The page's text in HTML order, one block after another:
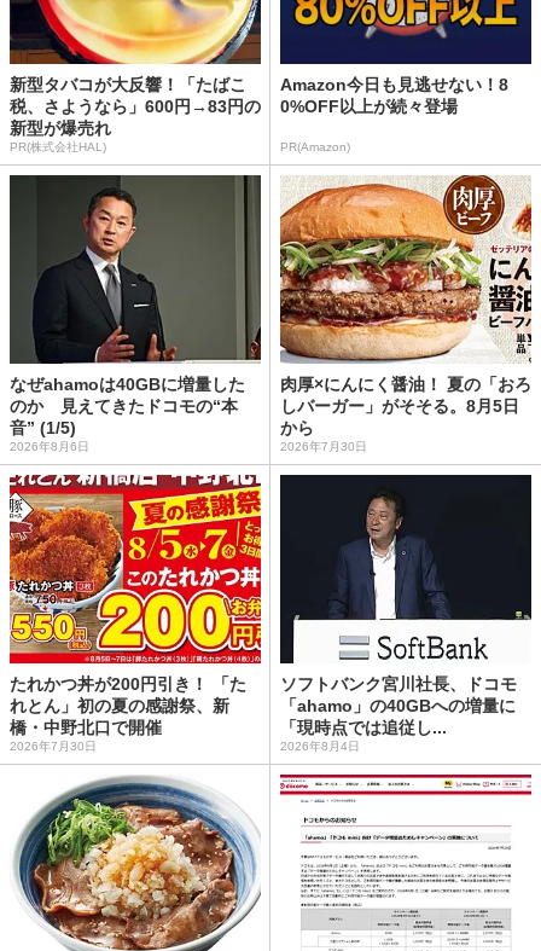
新型タバコが大反響！「たばこ
税、さようなら」600円→83円の
新型が爆売れ
PR(株式会社HAL)
Amazon今日も見逃せない！8
0%OFF以上が続々登場
PR(Amazon)
なぜahamoは40GBに増量した
のか 見えてきたドコモの“本
音” (1/5)
2026年8月6日
肉厚×にんにく醤油！ 夏の「おろ
しバーガー」がそそる。8月5日
から
2026年7月30日
たれかつ丼が200円引き！ 「た
れとん」初の夏の感謝祭、新
橋・中野北口で開催
2026年7月30日
ソフトバンク宮川社長、ドコモ
「ahamo」の40GBへの増量に
「現時点では追従し...
2026年8月4日